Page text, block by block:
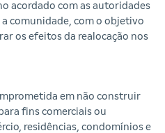
acordado com as autoridades
comunidade, com o objetivo
os efeitos da realocação nos
em não construir
fins comerciais ou
residências, condomínios e